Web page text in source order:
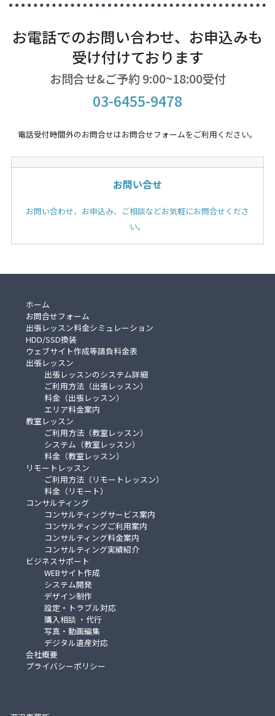
お電話でのお問い合わせ、お申込みも
受け付けております
お問合せ&ご予約 9:00~18:00受付
03-6455-9478
電話受付時間外のお問合せはお問合せフォームをご利用ください。
お問い合せ
お問い合わせ、お申込み、ご相談などお気軽にお問合せくださ
い。
ホーム
お問合せフォーム
出張レッスン料金シミュレーション
HDD/SSD換装
ウェブサイト作成等請負料金表
出張レッスン
出張レッスンのシステム詳細
ご利用方法（出張レッスン）
料金（出張レッスン）
エリア料金案内
教室レッスン
ご利用方法（教室レッスン）
システム（教室レッスン）
料金（教室レッスン）
リモートレッスン
ご利用方法（リモートレッスン）
料金（リモート）
コンサルティング
コンサルティングサービス案内
コンサルティングご利用案内
コンサルティング料金案内
コンサルティング実績紹介
ビジネスサポート
WEBサイト作成
システム開発
デザイン制作
設定・トラブル対応
購入相談 ・代行
写真・動画編集
デジタル遺産対応
会社概要
プライバシーポリシー